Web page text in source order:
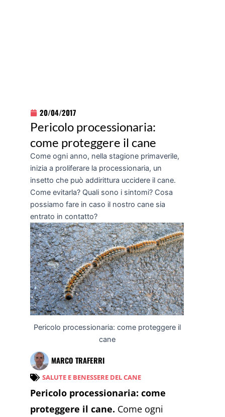
20/04/2017
Pericolo processionaria:
come proteggere il cane
Come ogni anno, nella stagione primaverile,
inizia a proliferare la processionaria, un
insetto che può addirittura uccidere il cane.
Come evitarla? Quali sono i sintomi? Cosa
possiamo fare in caso il nostro cane sia
entrato in contatto?
Pericolo processionaria: come proteggere il
cane
MARCO TRAFERRI
SALUTE E BENESSERE DEL CANE
Pericolo processionaria: come
proteggere il cane. Come ogni